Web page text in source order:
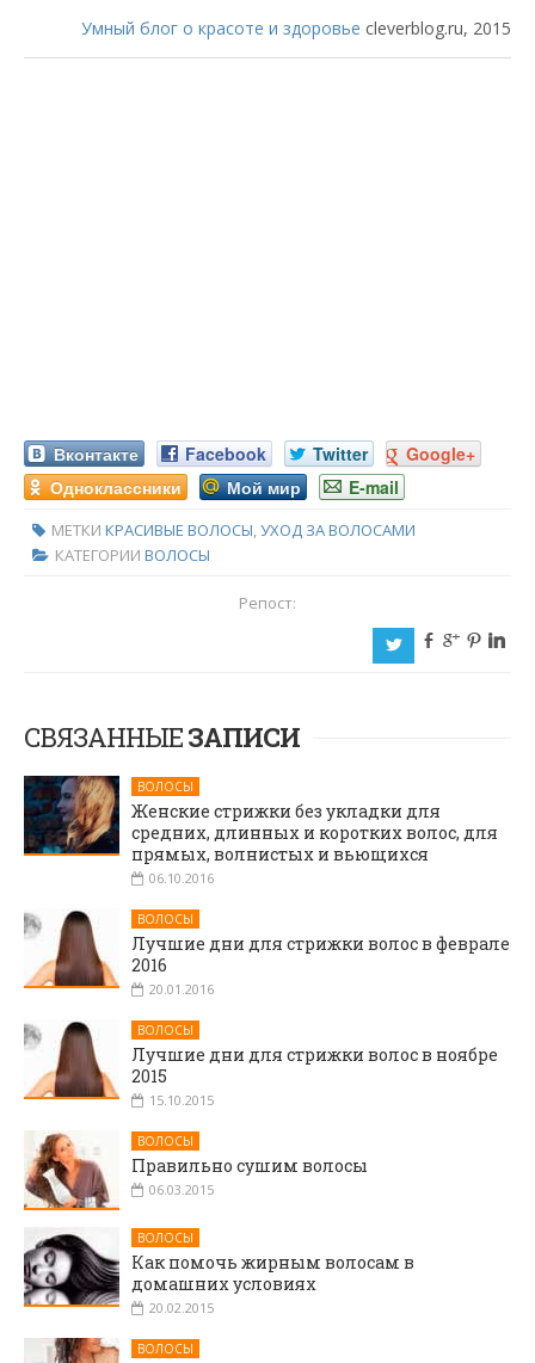
Умный блог о красоте и здоровье cleverblog.ru, 2015
Вконтакте Facebook Twitter
Google+
Одноклассники
Мой мир E-mail
МЕТКИ КРАСИВЫЕ ВОЛОСЫ УХОД ЗА ВОЛОСАМИ
КАТЕГОРИИ ВОЛОСЫ
Репост:
a b c d j
СВЯЗАННЫЕЗАПИСИ
ВОЛОСЫ
Женские стрижки без укладки для
средних, длинных и коротких волос, для
прямых, волнистых и вьющихся
06.10.2016
ВОЛОСЫ
Лучшие дни для стрижки волос в феврале
2016
20.01.2016
ВОЛОСЫ
Лучшие дни для стрижки волос в ноябре
2015
15.10.2015
ВОЛОСЫ
Правильно сушим волосы
06.03.2015
ВОЛОСЫ
Как помочь жирным волосам в
домашних условиях
20.02.2015
ВОЛОСЫ